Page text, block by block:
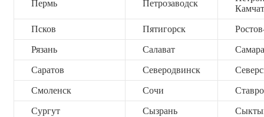
Пермь Петрозаводск
Псков Пятигорск
Рязань Салават Самара
Саратов Северодвинск
Смоленск Сочи
Сургут Сызрань